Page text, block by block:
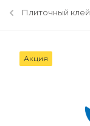
Плиточный клей
Акция